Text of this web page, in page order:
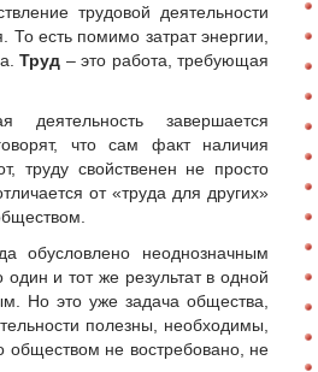
трудовой деятельности
То есть помимо затрат энергии,
Труд – это работа, требующая
деятельность завершается
что сам факт наличия
труду свойственен не просто
от «труда для других»
обусловлено неоднозначным
и тот же результат в одной
Но это уже задача общества,
полезны, необходимы,
обществом не востребовано, не